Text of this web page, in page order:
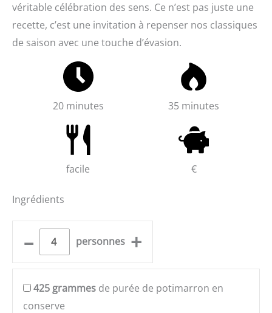
véritable célébration des sens. Ce n’est pas juste une
recette, c’est une invitation à repenser nos classiques
de saison avec une touche d’évasion.
20 minutes 35 minutes
facile €
Ingrédients
– personnes +
425 grammes de purée de potimarron en
conserve